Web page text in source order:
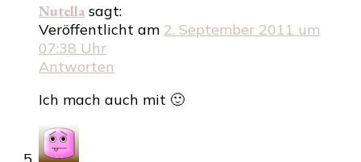
Nutella sagt:
Veröffentlicht am 2. September 2011 um
07:38 Uhr
Antworten
Ich mach auch mit 🙂